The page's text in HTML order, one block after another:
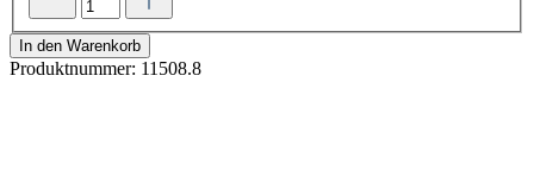
In den Warenkorb
Produktnummer: 11508.8